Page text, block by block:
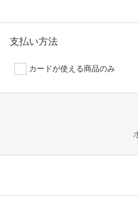
支払い方法
カードが使える商品のみ